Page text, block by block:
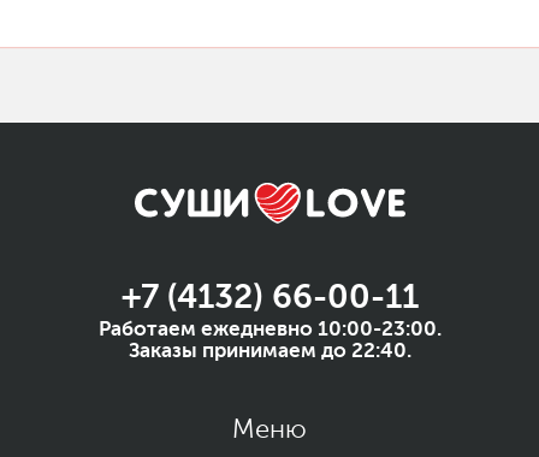
+7 (4132) 66-00-11
Работаем ежедневно 10:00-23:00.
Заказы принимаем до 22:40.
Меню